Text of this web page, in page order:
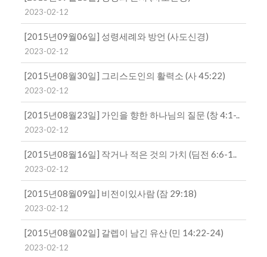
2023-02-12
[2015년09월06일] 성령세례와 방언 (사도신경)
2023-02-12
[2015년08월30일] 그리스도인의 활력소 (사 45:22)
2023-02-12
[2015년08월23일] 가인을 향한 하나님의 질문 (창 4:1-..
2023-02-12
[2015년08월16일] 작거나 적은 것의 가치 (딤전 6:6-1..
2023-02-12
[2015년08월09일] 비전이있사람 (잠 29:18)
2023-02-12
[2015년08월02일] 갈렙이 남긴 유산 (민 14:22-24)
2023-02-12